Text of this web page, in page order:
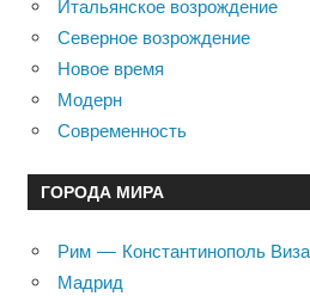
Итальянское возрождение
Северное возрождение
Новое время
Модерн
Современность
ГОРОДА МИРА
Рим — Константинополь
Мадрид